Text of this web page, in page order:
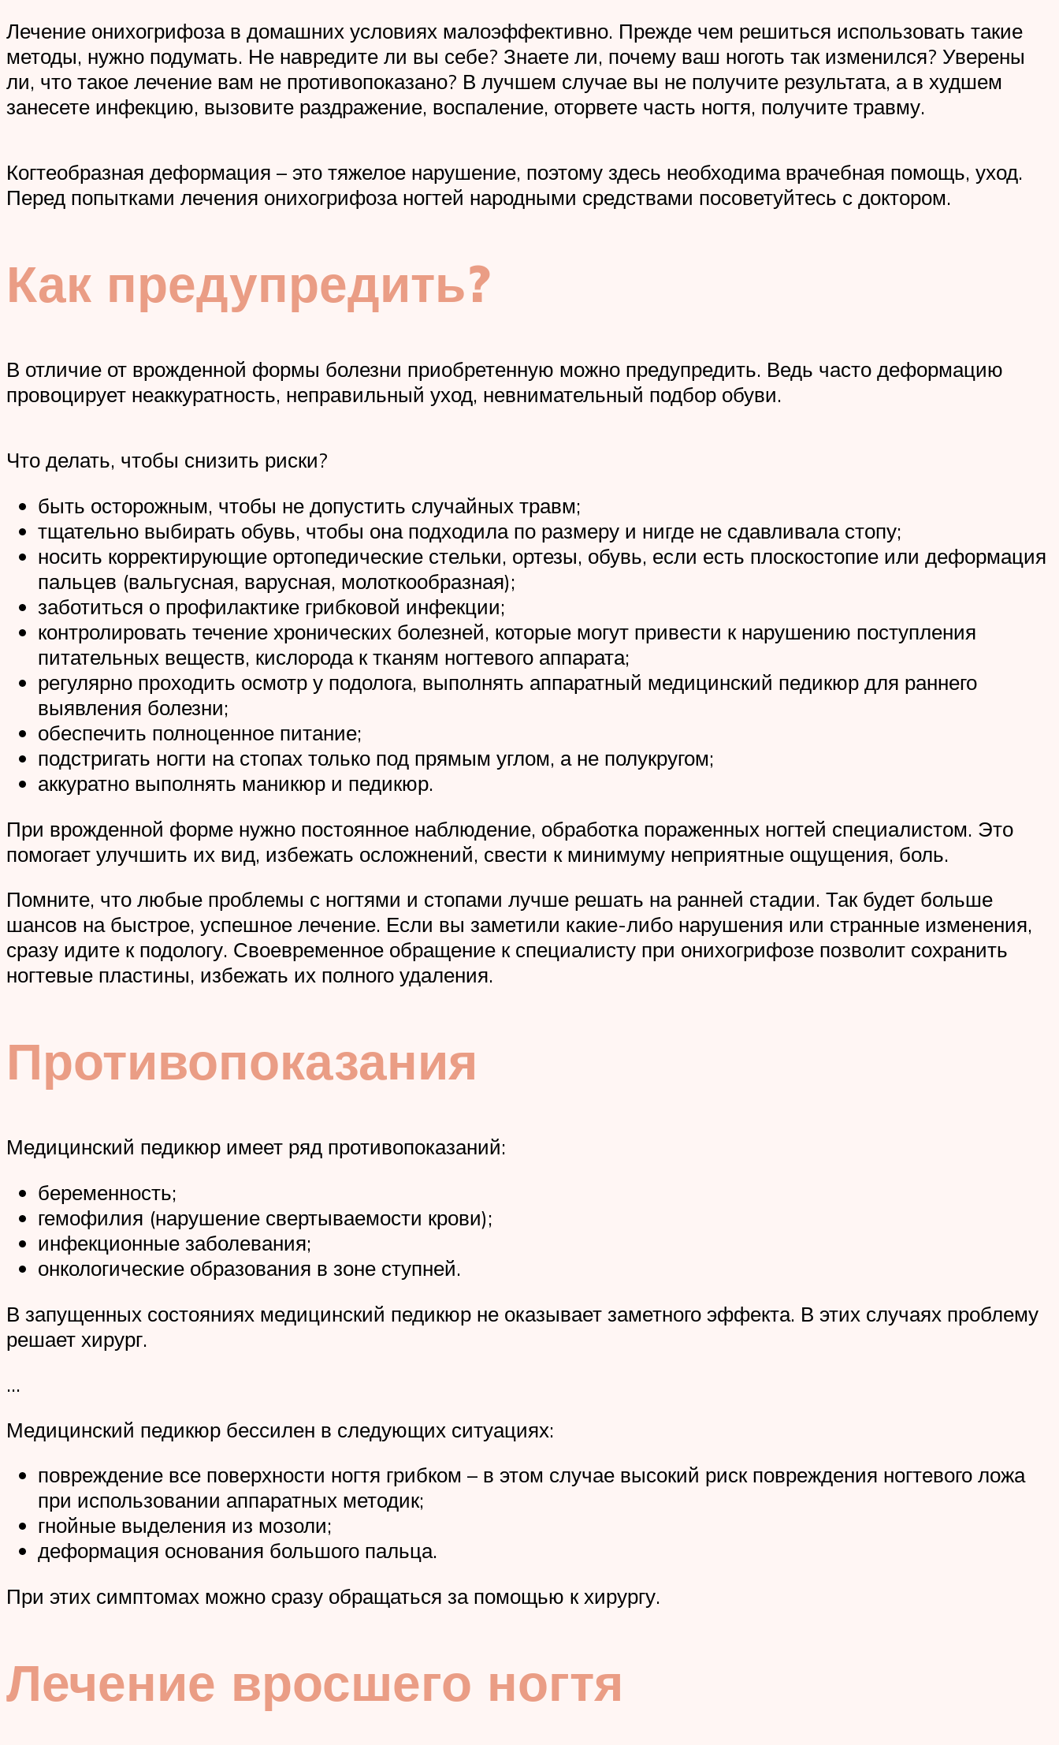
Лечение онихогрифоза в домашних условиях малоэффективно. Прежде чем решиться использовать такие
методы, нужно подумать. Не навредите ли вы себе? Знаете ли, почему ваш ноготь так изменился? Уверены
ли, что такое лечение вам не противопоказано? В лучшем случае вы не получите результата, а в худшем
занесете инфекцию, вызовите раздражение, воспаление, оторвете часть ногтя, получите травму.
Когтеобразная деформация – это тяжелое нарушение, поэтому здесь необходима врачебная помощь, уход.
Перед попытками лечения онихогрифоза ногтей народными средствами посоветуйтесь с доктором.
Как предупредить?
В отличие от врожденной формы болезни приобретенную можно предупредить. Ведь часто деформацию
провоцирует неаккуратность, неправильный уход, невнимательный подбор обуви.
Что делать, чтобы снизить риски?
быть осторожным, чтобы не допустить случайных травм;
тщательно выбирать обувь, чтобы она подходила по размеру и нигде не сдавливала стопу;
носить корректирующие ортопедические стельки, ортезы, обувь, если есть плоскостопие или деформация
пальцев (вальгусная, варусная, молоткообразная);
заботиться о профилактике грибковой инфекции;
контролировать течение хронических болезней, которые могут привести к нарушению поступления
питательных веществ, кислорода к тканям ногтевого аппарата;
регулярно проходить осмотр у подолога, выполнять аппаратный медицинский педикюр для раннего
выявления болезни;
обеспечить полноценное питание;
подстригать ногти на стопах только под прямым углом, а не полукругом;
аккуратно выполнять маникюр и педикюр.
При врожденной форме нужно постоянное наблюдение, обработка пораженных ногтей специалистом. Это
помогает улучшить их вид, избежать осложнений, свести к минимуму неприятные ощущения, боль.
Помните, что любые проблемы с ногтями и стопами лучше решать на ранней стадии. Так будет больше
шансов на быстрое, успешное лечение. Если вы заметили какие-либо нарушения или странные изменения,
сразу идите к подологу. Своевременное обращение к специалисту при онихогрифозе позволит сохранить
ногтевые пластины, избежать их полного удаления.
Противопоказания
Медицинский педикюр имеет ряд противопоказаний:
беременность;
гемофилия (нарушение свертываемости крови);
инфекционные заболевания;
онкологические образования в зоне ступней.
В запущенных состояниях медицинский педикюр не оказывает заметного эффекта. В этих случаях проблему
решает хирург.
…
Медицинский педикюр бессилен в следующих ситуациях:
повреждение все поверхности ногтя грибком – в этом случае высокий риск повреждения ногтевого ложа
при использовании аппаратных методик;
гнойные выделения из мозоли;
деформация основания большого пальца.
При этих симптомах можно сразу обращаться за помощью к хирургу.
Лечение вросшего ногтя